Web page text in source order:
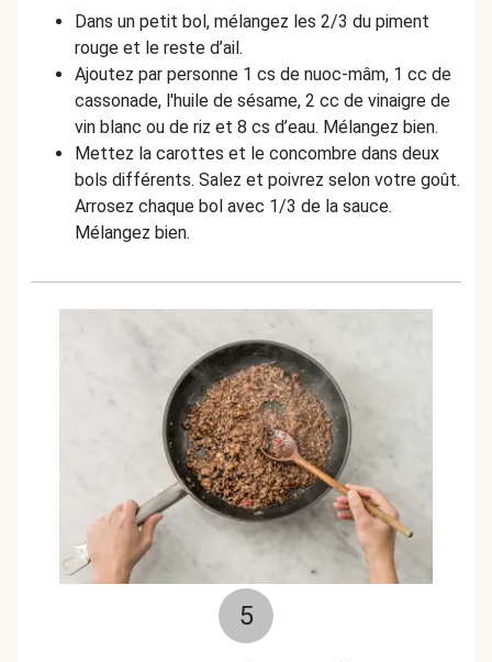
Dans un petit bol, mélangez les 2/3 du piment
rouge et le reste d’ail.
Ajoutez par personne 1 cs de nuoc-mâm, 1 cc de
cassonade, l'huile de sésame, 2 cc de vinaigre de
vin blanc ou de riz et 8 cs d’eau. Mélangez bien.
Mettez la carottes et le concombre dans deux
bols différents. Salez et poivrez selon votre goût.
Arrosez chaque bol avec 1/3 de la sauce.
Mélangez bien.
5